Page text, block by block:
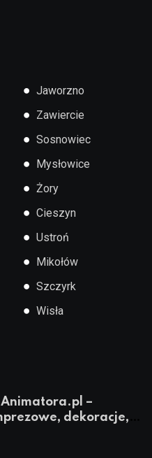
● Jaworzno
● Zawiercie
● Sosnowiec
● Mysłowice
● Żory
● Cieszyn
● Ustroń
● Mikołów
● Szczyrk
● Wisła
–
dekoracje,
dla animatorów